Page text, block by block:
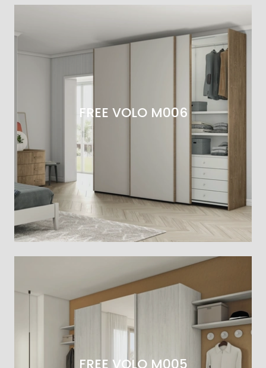
FREE VOLO M006
FREE VOLO M005